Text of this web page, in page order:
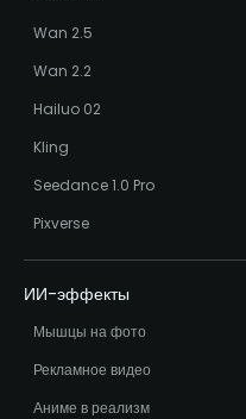
Wan 2.5
Wan 2.2
Hailuo 02
Kling
Seedance 1.0 Pro
Pixverse
ИИ-эффекты
Мышцы на фото
Рекламное видео
Аниме в реализм